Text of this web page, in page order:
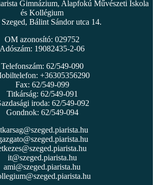
Gimnázium, Alapfokú Művészeti Iskola
és Kollégium
Bálint Sándor utca 14.
OM azonosító: 029752
Adószám: 19082435-2-06
Telefonszám: 62/549-090
+36305356290
Fax: 62/549-099
Titkárság: 62/549-091
iroda: 62/549-092
Gondnok: 62/549-094
it@szeged.piarista.hu
ami@szeged.piarista.hu